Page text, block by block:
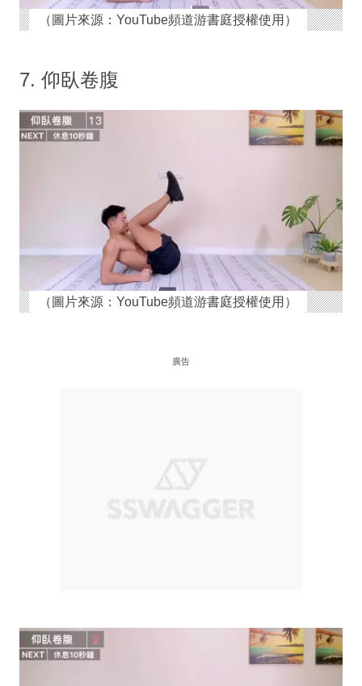
（圖片來源：YouTube頻道游書庭授權使用）
7. 仰臥卷腹
（圖片來源：YouTube頻道游書庭授權使用）
廣告